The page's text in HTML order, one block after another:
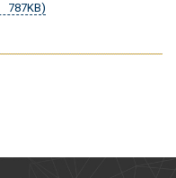
787KB)